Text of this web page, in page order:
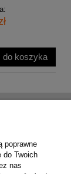
do koszyka
poprawne
do Twoich
nas